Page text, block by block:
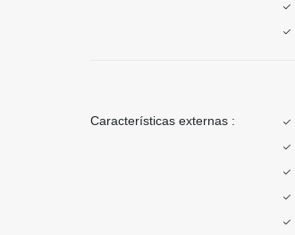
Características externas :